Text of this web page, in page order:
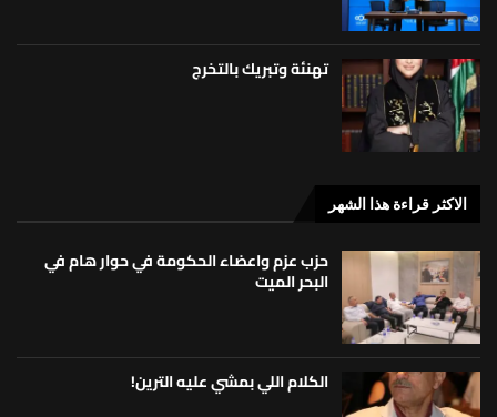
تهنئة وتبريك بالتخرج
الاكثر قراءة هذا الشهر
حزب عزم واعضاء الحكومة في حوار هام في
البحر الميت
الكلام اللي بمشي عليه الترين!